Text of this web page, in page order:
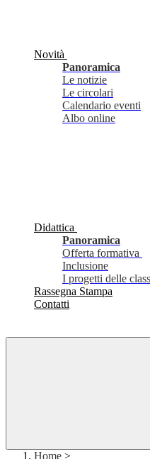
Novità
Panoramica
Le notizie
Le circolari
Calendario eventi
Albo online
Didattica
Panoramica
Offerta formativa
Inclusione
I progetti delle
Rassegna Stampa
Contatti
Home >